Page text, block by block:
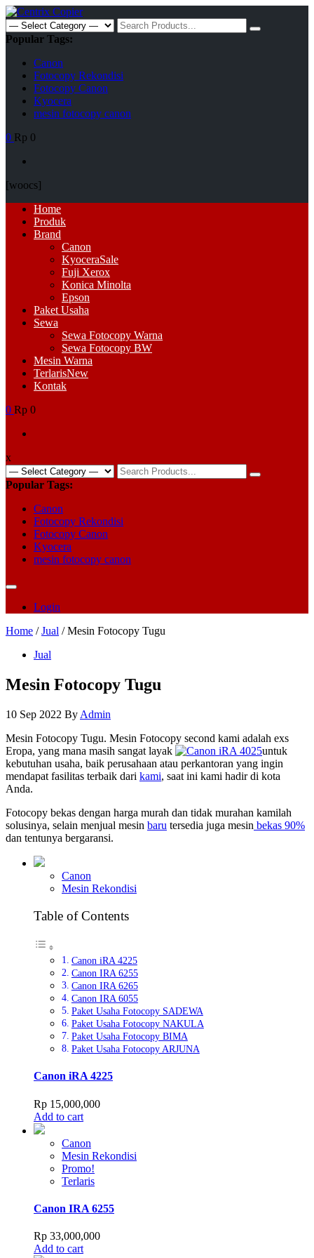
Skip
to
content
Search
for:
Popular Tags:
Canon
Fotocopy Rekondisi
Fotocopy Canon
Kyocera
mesin fotocopy canon
0 Rp 0
[woocs]
Primary
Menu
Home
Produk
Brand
Canon
KyoceraSale
Fuji Xerox
Konica Minolta
Epson
Paket Usaha
Sewa
Sewa Fotocopy Warna
Sewa Fotocopy BW
Mesin Warna
TerlarisNew
Kontak
0 Rp 0
x
Search
for:
Popular Tags:
Canon
Fotocopy Rekondisi
Fotocopy Canon
Kyocera
mesin fotocopy canon
Login
Home /Jual / Mesin Fotocopy Tugu
Jual
Mesin Fotocopy Tugu
10 Sep 2022 By Admin
Mesin Fotocopy Tugu. Mesin Fotocopy second kami adalah exs
Eropa, yang mana masih sangat layak
untuk
kebutuhan usaha, baik perusahaan atau perkantoran yang ingin
mendapat fasilitas terbaik dari kami, saat ini kami hadir di kota
Anda.
Fotocopy bekas dengan harga murah dan tidak murahan kamilah
solusinya, selain menjual mesin baru tersedia juga mesin bekas 90%
dan tentunya bergaransi.
Canon
Mesin Rekondisi
Table of Contents
Canon iRA 4225
Canon IRA 6255
Canon IRA 6265
Canon IRA 6055
Paket Usaha Fotocopy SADEWA
Paket Usaha Fotocopy NAKULA
Paket Usaha Fotocopy BIMA
Paket Usaha Fotocopy ARJUNA
Canon iRA 4225
Rp 15,000,000
Add to cart
Canon
Mesin Rekondisi
Promo!
Terlaris
Canon IRA 6255
Rp 33,000,000
Add to cart